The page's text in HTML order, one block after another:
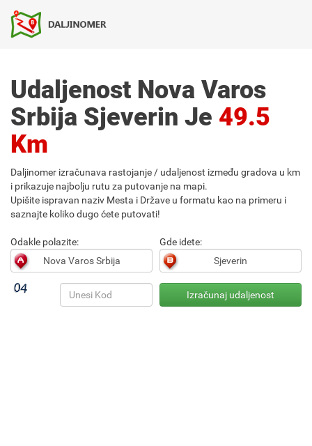
Udaljenost Nova Varos
Srbija Sjeverin Je 49.5
Km
Daljinomer izračunava rastojanje / udaljenost između gradova u km
i prikazuje najbolju rutu za putovanje na mapi.
Upišite ispravan naziv Mesta i Države u formatu kao na primeru i
saznajte koliko dugo ćete putovati!
Odakle polazite: Gde idete: